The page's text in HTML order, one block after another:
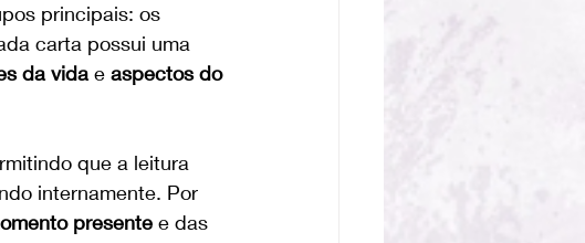
principais: os
carta possui uma
da vida e aspectos do
que a leitura
internamente. Por
presente e das